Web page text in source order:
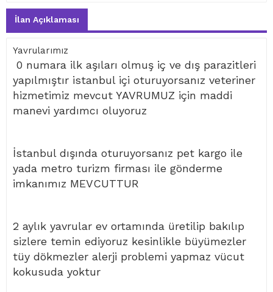
İlan Açıklaması
Yavrularımız
0 numara ilk aşıları olmuş iç ve dış parazitleri
yapılmıştır istanbul içi oturuyorsanız veteriner
hizmetimiz mevcut YAVRUMUZ için maddi
manevi yardımcı oluyoruz
İstanbul dışında oturuyorsanız pet kargo ile
yada metro turizm firması ile gönderme
imkanımız MEVCUTTUR
2 aylık yavrular ev ortamında üretilip bakılıp
sizlere temin ediyoruz kesinlikle büyümezler
tüy dökmezler alerji problemi yapmaz vücut
kokusuda yoktur